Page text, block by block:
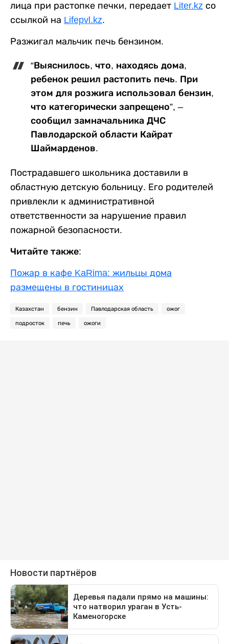
лица при растопке печки, передает Liter.kz со
ссылкой на Lifepvl.kz.
Разжигал мальчик печь бензином.
“Выяснилось, что, находясь дома,
ребенок решил растопить печь. При
этом для розжига использовал бензин,
что категорически запрещено”, –
сообщил замначальника ДЧС
Павлодарской области Кайрат
Шаймарденов.
Пострадавшего школьника доставили в
областную детскую больницу. Его родителей
привлекли к административной
ответственности за нарушение правил
пожарной безопасности.
Читайте также:
Пожар в кафе KaRima: жильцы дома
размещены в гостиницах
Казахстан бензин Павлодарская область ожог
подросток печь ожоги